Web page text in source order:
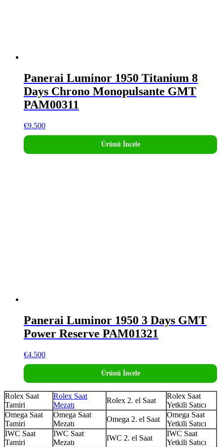
Panerai Luminor 1950 Titanium 8
Days Chrono Monopulsante GMT
PAM00311
€9.500
Ürünü İncele
Panerai Luminor 1950 3 Days GMT
Power Reserve PAM01321
€4.500
Ürünü İncele
Rolex Saat
Tamiri
Rolex Saat
Mezatı
Rolex 2. el Saat
Rolex Saat
Yetkili Satıcı
Omega Saat
Tamiri
Omega Saat
Mezatı
Omega 2. el Saat
Omega Saat
Yetkili Satıcı
IWC Saat
Tamiri
IWC Saat
Mezatı
IWC 2. el Saat
IWC Saat
Yetkili Satıcı